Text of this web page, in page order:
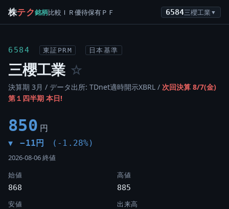
株テク銘柄比較 ＩＲ優待保有ＰＦ 6584三櫻工業 ▼
6584 東証PRM 日本基準
三櫻工業 ☆
決算期 3月 / データ出所: TDnet適時開示XBRL / 次回決算 8/7(金)
第１四半期 本日!
850 円
▼ −11円 (-1.28%)
2026-08-06 終値
始値
868
高値
885
安値
出来高